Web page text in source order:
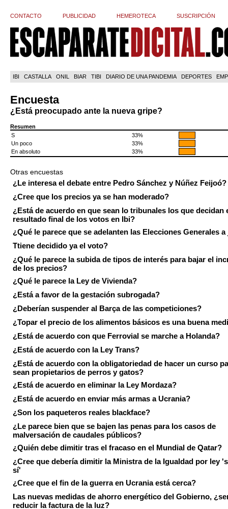
CONTACTO PUBLICIDAD HEMEROTECA SUSCRIPCIÓN
IBI CASTALLA ONIL BIAR TIBI DIARIO DE UNA PANDEMIA DEPORTES
Encuesta
¿Está preocupado ante la nueva gripe?
Resumen
S
33%
Un poco
33%
En absoluto
33%
Otras encuestas
¿Le interesa el debate entre Pedro Sánchez y Núñez Feijoó?
¿Cree que los precios ya se han moderado?
¿Está de acuerdo en que sean lo tribunales los que decidan
resultado final de los votos en Ibi?
¿Qué le parece que se adelanten las Elecciones Generales
Ttiene decidido ya el voto?
¿Qué le parece la subida de tipos de interés para bajar el
de los precios?
¿Qué le parece la Ley de Vivienda?
¿Está a favor de la gestación subrogada?
¿Deberían suspender al Barça de las competiciones?
¿Topar el precio de los alimentos básicos es una buena
¿Está de acuerdo con que Ferrovial se marche a Holanda?
¿Está de acuerdo con la Ley Trans?
¿Está de acuerdo con la obligatoriedad de hacer un curso
sean propietarios de perros y gatos?
¿Está de acuerdo en eliminar la Ley Mordaza?
¿Está de acuerdo en enviar más armas a Ucrania?
¿Son los paqueteros reales blackface?
¿Le parece bien que se bajen las penas para los casos de
malversación de caudales públicos?
¿Quién debe dimitir tras el fracaso en el Mundial de Qatar?
¿Cree que debería dimitir la Ministra de la Igualdad por ley
sí'
¿Cree que el fin de la guerra en Ucrania está cerca?
Las nuevas medidas de ahorro energético del Gobierno,
reducir la factura de la luz?